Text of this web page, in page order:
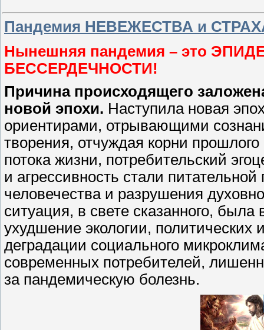
Пандемия НЕВЕЖЕСТВА и
Нынешняя пандемия – это
БЕССЕРДЕЧНОСТИ!
Причина происходящего
новой эпохи. Наступила новая
ориентирами, отрывающими
творения, отчуждая корни
потока жизни, потребительский
и агрессивность стали
человечества и разрушения
ситуация, в свете сказанного,
ухудшение экологии, политических
деградации социального
современных потребителей,
за пандемическую болезнь.